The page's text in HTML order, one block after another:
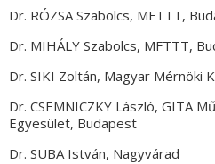
Dr. RÓZSA Szabolcs, MFTTT,
Dr. MIHÁLY Szabolcs, MFTTT,
Dr. SIKI Zoltán, Magyar Mérnöki
Dr. CSEMNICZKY László, GITA
Egyesület, Budapest
Dr. SUBA István, Nagyvárad